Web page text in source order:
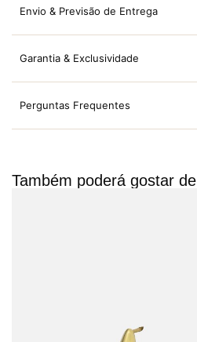
Envio & Previsão de Entrega
Garantia & Exclusividade
Perguntas Frequentes
Também poderá gostar de